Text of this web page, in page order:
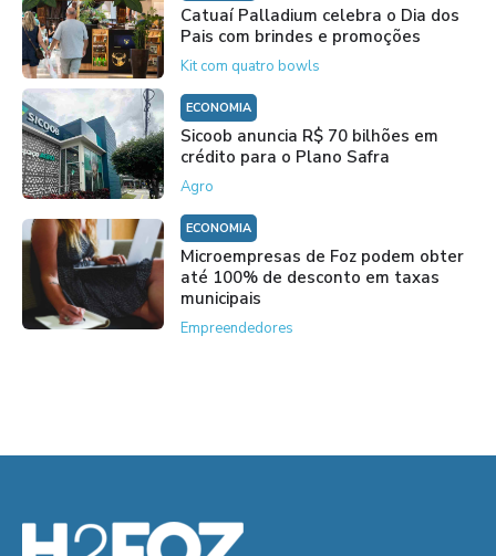
Catuaí Palladium celebra o Dia dos
Pais com brindes e promoções
Kit com quatro bowls
ECONOMIA
Sicoob anuncia R$ 70 bilhões em
crédito para o Plano Safra
Agro
ECONOMIA
Microempresas de Foz podem obter
até 100% de desconto em taxas
municipais
Empreendedores